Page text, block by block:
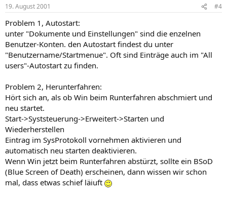
19. August 2001 #4
Problem 1, Autostart:
unter "Dokumente und Einstellungen" sind die enzelnen
Benutzer-Konten. den Autostart findest du unter
"Benutzername/Startmenue". Oft sind Einträge auch im "All
users"-Autostart zu finden.
Problem 2, Herunterfahren:
Hört sich an, als ob Win beim Runterfahren abschmiert und
neu startet.
Start->Syststeuerung->Erweitert->Starten und
Wiederherstellen
Eintrag im SysProtokoll vornehmen aktivieren und
automatisch neu starten deaktivieren.
Wenn Win jetzt beim Runterfahren abstürzt, sollte ein BSoD
(Blue Screen of Death) erscheinen, dann wissen wir schon
mal, dass etwas schief läiuft